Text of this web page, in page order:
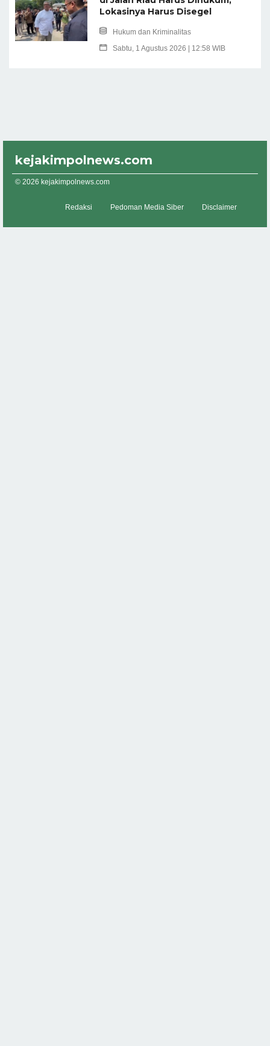
Lokasinya Harus Disegel
Hukum dan Kriminalitas
Sabtu, 1 Agustus 2026 | 12:58 WIB
kejakimpolnews.com
© 2026 kejakimpolnews.com
Redaksi Pedoman Media Siber Disclaimer